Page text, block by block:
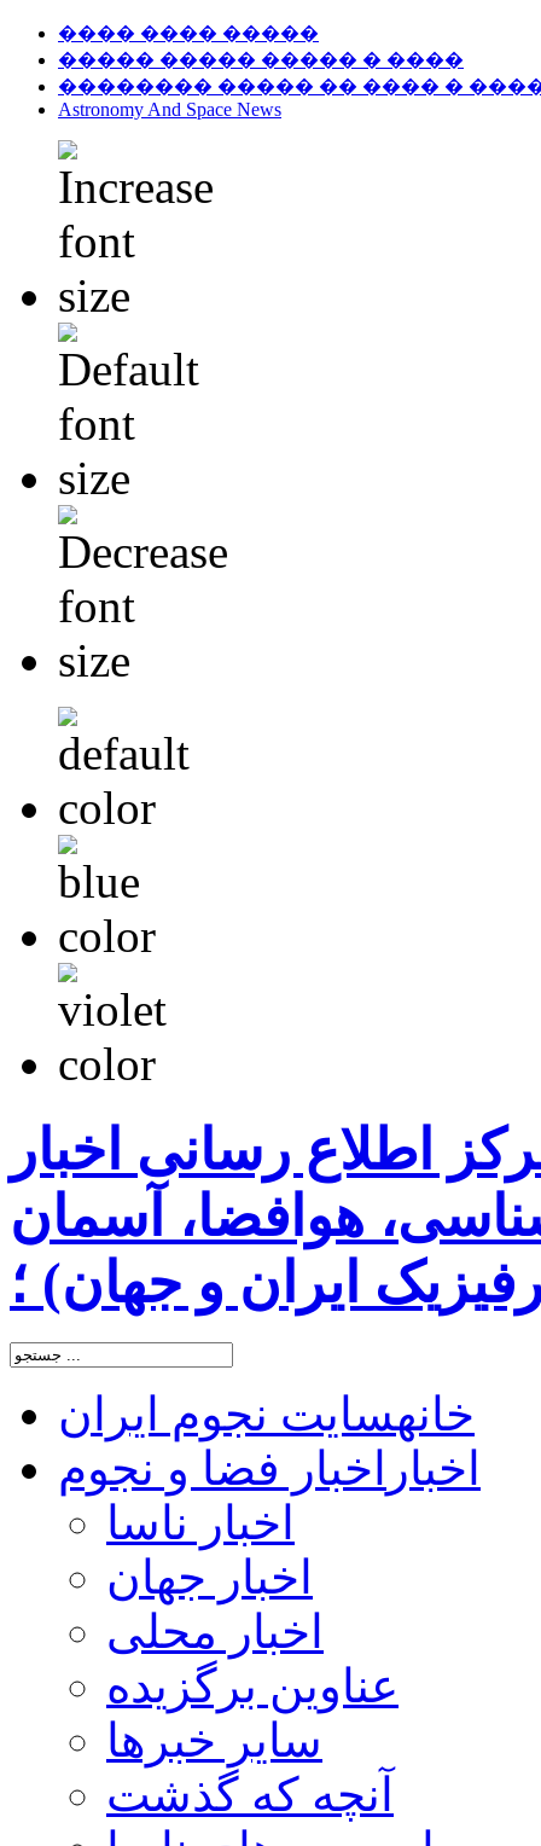
���� ���� �����
����� ����� ����� � ����
�������� ����� �� ���� �
Astronomy And Space News
اطلاع رسانی اخبار
هوافضا، آسمان
ایران و جهان) ؛
خانهسایت نجوم ایران
اخبار اخبار فضا و نجوم
اخبار ناسا
اخبار جهان
اخبار محلی
عناوین برگزیده
سایر خبرها
آنچه که گذشت